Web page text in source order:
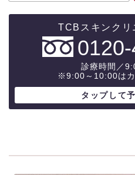
診療時間／
※9:00～10:00はカ